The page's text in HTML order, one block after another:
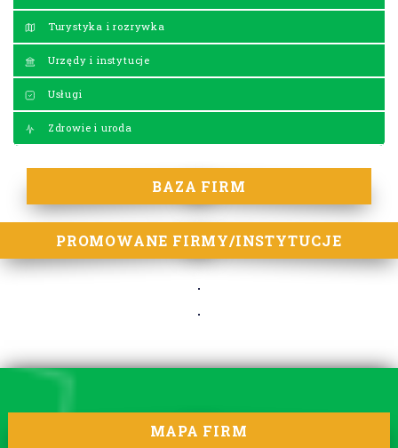
Turystyka i rozrywka
Urzędy i instytucje
Usługi
Zdrowie i uroda
BAZA FIRM
PROMOWANE FIRMY/INSTYTUCJE
MAPA FIRM